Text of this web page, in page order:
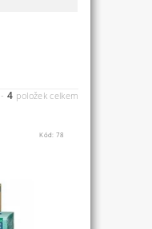
-4 položek celkem
Kód: 78